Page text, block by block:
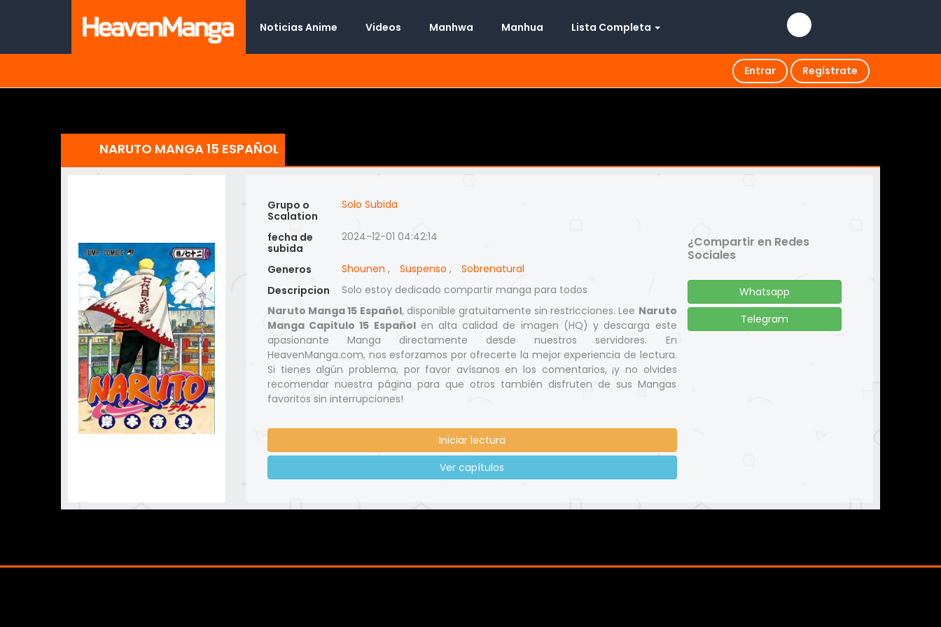
Noticias Anime Videos Manhwa Manhua Lista Completa
Entrar Regístrate
NARUTO MANGA 15 ESPAÑOL
Grupo o
Scalation
Solo Subida
fecha de
subida
2024-12-01 04:42:14
Generos Shounen , Suspenso ,
Sobrenatural
Descripcion
Solo estoy dedicado compartir manga para todos
Naruto Manga 15 Español, disponible gratuitamente sin restricciones. Lee Naruto
Manga Capitulo 15 Españolen alta calidad de imagen (HQ) y descarga este
apasionante Manga directamente desde nuestros servidores. En
HeavenManga.com, nos esforzamos por ofrecerte la mejor experiencia de lectura.
Si tienes algún problema, por favor avísanos en los comentarios, ¡y no olvides
recomendar nuestra página para que otros también disfruten de sus Mangas
favoritos sin interrupciones!
Iniciar lectura
Ver capítulos
¿Compartir en Redes
Sociales
Whatsapp
Telegram